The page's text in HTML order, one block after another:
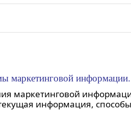
маркетинговой информации.
маркетинговой
информация,